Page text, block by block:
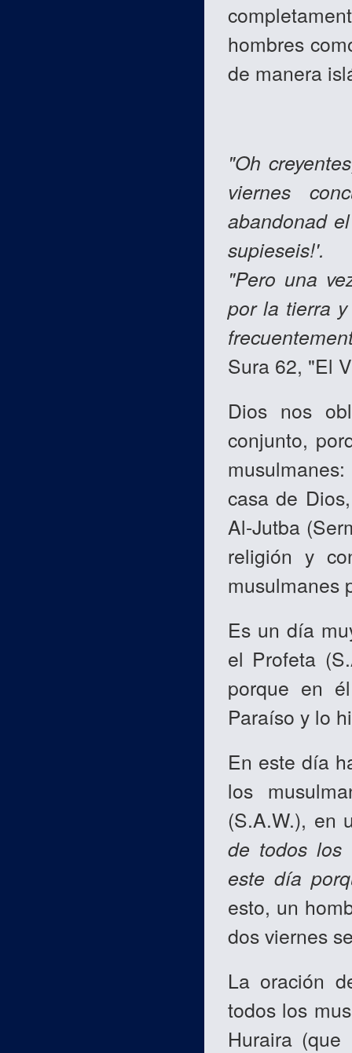
hombres
de manera
"Oh
viernes
abandonad
supieseis!'.
"Pero una
por la tierra
Sura 62, "El
Dios nos
conjunto,
casa de
Al-Jutba
religión y
musulmanes
Es un día
el Profeta
porque en
Paraíso y lo
En este día
los
(S.A.W.), en
de todos los
este día
esto, un
dos viernes
La oración
todos los
Huraira